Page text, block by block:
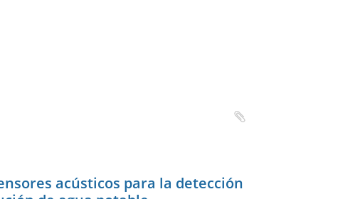
acústicos para la detección